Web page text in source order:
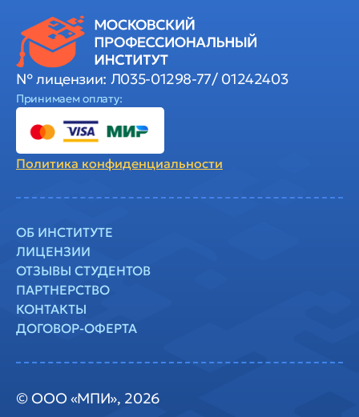
№ лицензии: Л035-01298-77/ 01242403
Принимаем оплату:
Политика конфиденциальности
© ООО «МПИ», 2026
ОБ ИНСТИТУТЕ
ЛИЦЕНЗИИ
ОТЗЫВЫ СТУДЕНТОВ
ПАРТНЕРСТВО
КОНТАКТЫ
ДОГОВОР-ОФЕРТА